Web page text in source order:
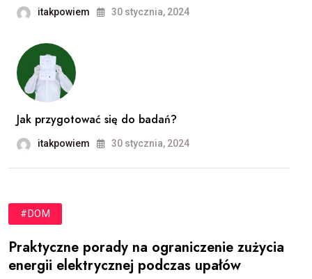
itakpowiem 30 stycznia, 2024
Jak przygotować się do badań?
itakpowiem 30 stycznia, 2024
#DOM
Praktyczne porady na ograniczenie zużycia
energii elektrycznej podczas upałów